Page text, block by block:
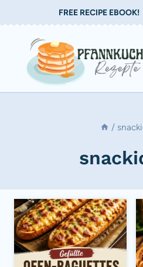
Inhalt
springen
FREE RECIPE EBOOK!
/